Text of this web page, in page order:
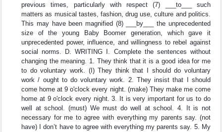
previous times, particularly with respect (7) ___to___ such
matters as musical tastes, fashion, drug use, culture and politics.
This may have been magnified (8) ___by___ the unprecedented
size of the young Baby Boomer generation, which gave it
unprecedented power, influence, and willingness to rebel against
social norms. D. WRITING I. Complete the sentences without
changing the meaning. 1. They think that it is a good idea for me
to do voluntary work. (I) They think that I should do voluntary
work / ought to do voluntary work. 2. They insist that I should
come home at 9 o'clock every night. (make) They make me come
home at 9 o'clock every night. 3. It is very important for us to do
well at school. (must) We must do well at school. 4. It is not
necessary for me to agree with everything my parents say. (not
have) I don’t have to agree with everything my parents say. 5. My